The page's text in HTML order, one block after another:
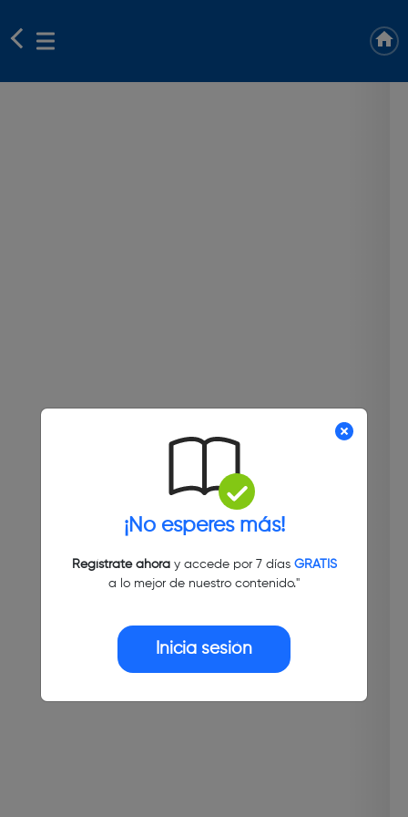
¡No esperes más!
Regístrate ahoray accede por 7 días GRATIS
a lo mejor de nuestro contenido."
Inicia sesión